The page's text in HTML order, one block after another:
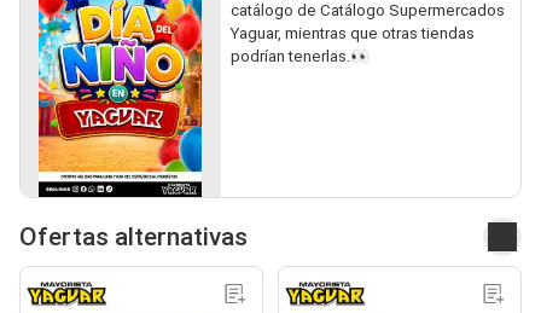
catálogo de Catálogo Supermercados
Yaguar, mientras que otras tiendas
podrían tenerlas.👀
Ofertas alternativas